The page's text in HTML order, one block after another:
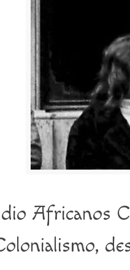
Africanos